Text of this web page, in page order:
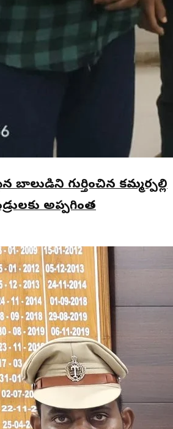
బాలుడిని గుర్తించిన కమ్మర్పల్లి
అప్పగింత